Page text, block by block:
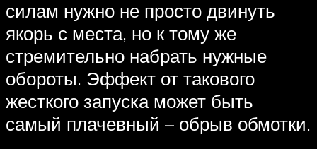
силам нужно не просто двинуть
якорь с места, но к тому же
стремительно набрать нужные
обороты. Эффект от такового
жесткого запуска может быть
самый плачевный – обрыв обмотки.